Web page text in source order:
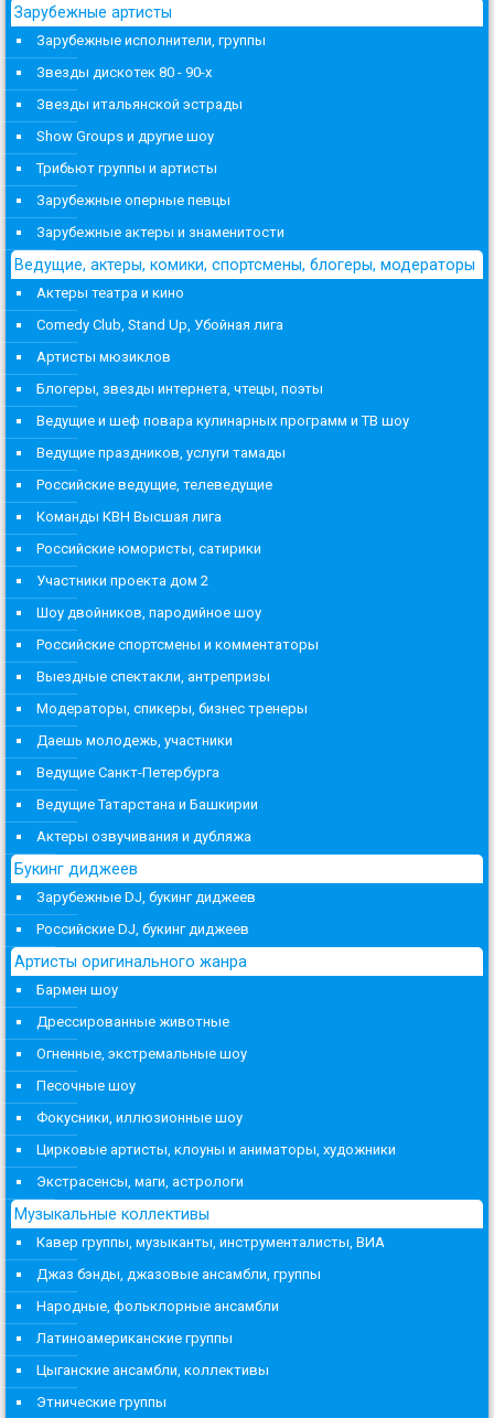
Зарубежные артисты
Зарубежные исполнители, группы
Звезды дискотек 80 - 90-х
Звезды итальянской эстрады
Show Groups и другие шоу
Трибьют группы и артисты
Зарубежные оперные певцы
Зарубежные актеры и знаменитости
Ведущие, актеры, комики, спортсмены, блогеры, модераторы
Актеры театра и кино
Comedy Club, Stand Up, Убойная лига
Артисты мюзиклов
Блогеры, звезды интернета, чтецы, поэты
Ведущие и шеф повара кулинарных программ и ТВ шоу
Ведущие праздников, услуги тамады
Российские ведущие, телеведущие
Команды КВН Высшая лига
Российские юмористы, сатирики
Участники проекта дом 2
Шоу двойников, пародийное шоу
Российские спортсмены и комментаторы
Выездные спектакли, антрепризы
Модераторы, спикеры, бизнес тренеры
Даешь молодежь, участники
Ведущие Санкт-Петербурга
Ведущие Татарстана и Башкирии
Актеры озвучивания и дубляжа
Букинг диджеев
Зарубежные DJ, букинг диджеев
Российские DJ, букинг диджеев
Артисты оригинального жанра
Бармен шоу
Дрессированные животные
Огненные, экстремальные шоу
Песочные шоу
Фокусники, иллюзионные шоу
Цирковые артисты, клоуны и аниматоры, художники
Экстрасенсы, маги, астрологи
Музыкальные коллективы
Кавер группы, музыканты, инструменталисты, ВИА
Джаз бэнды, джазовые ансамбли, группы
Народные, фольклорные ансамбли
Латиноамериканские группы
Цыганские ансамбли, коллективы
Этнические группы